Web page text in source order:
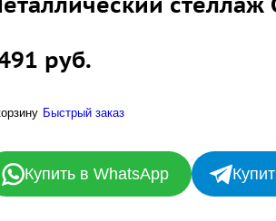
руб.
Быстрый заказ
Купить в WhatsApp